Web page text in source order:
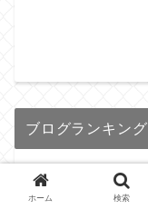
ブログランキング
ホーム 検索